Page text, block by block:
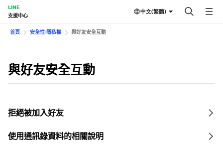
LINE
支援中心
中文(繁體)
首頁 安全性⋅隱私權 與好友安全互動
與好友安全互動
拒絕被加入好友
使用通訊錄資料的相關說明